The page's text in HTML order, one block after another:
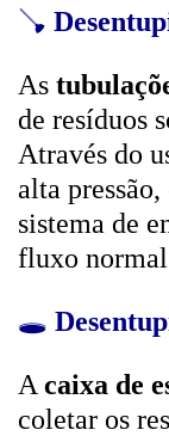
🪠
As
de resíduos
Através do
alta
sistema de
fluxo normal
🕳️
A caixa de
coletar os